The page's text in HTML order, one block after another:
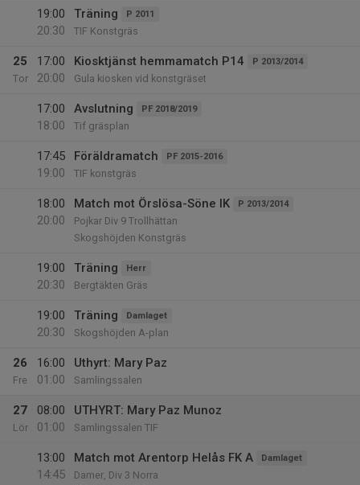
19:00
20:30
Träning P 2011
TIF Konstgräs
25
Tor
17:00
20:00
Kiosktjänst hemmamatch P14 P 2013/2014
Gula kiosken vid konstgräset
17:00
18:00
Avslutning PF 2018/2019
Tif gräsplan
17:45
19:00
Föräldramatch PF 2015-2016
TIF konstgräs
18:00
20:00
Match mot Örslösa-Söne IK P 2013/2014
Pojkar Div 9 Trollhättan
Skogshöjden Konstgräs
19:00
20:30
Träning Herr
Bergtäkten Gräs
19:00
20:30
Träning Damlaget
Skogshöjden A-plan
26
Fre
16:00
01:00
Uthyrt: Mary Paz
Samlingssalen
27
Lör
08:00
01:00
UTHYRT: Mary Paz Munoz
Samlingssalen TIF
13:00
14:45
Match mot Arentorp Helås FK A Damlaget
Damer, Div 3 Norra